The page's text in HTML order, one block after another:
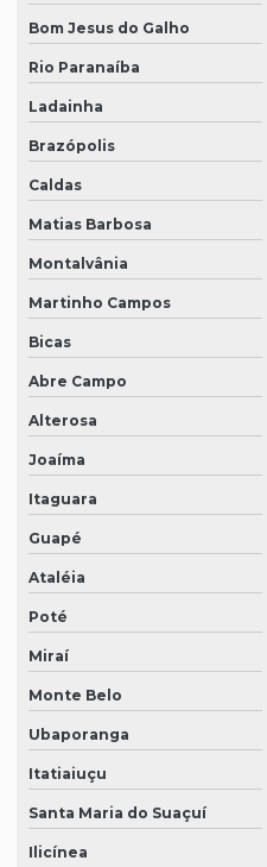
Bom Jesus do Galho
Rio Paranaíba
Ladainha
Brazópolis
Caldas
Matias Barbosa
Montalvânia
Martinho Campos
Bicas
Abre Campo
Alterosa
Joaíma
Itaguara
Guapé
Ataléia
Poté
Miraí
Monte Belo
Ubaporanga
Itatiaiuçu
Santa Maria do Suaçuí
Ilicínea